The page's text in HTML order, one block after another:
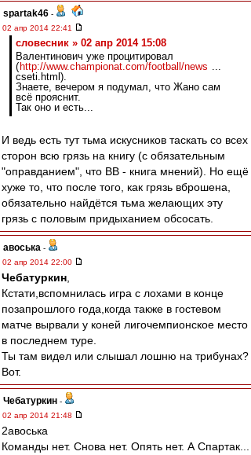
spartak46 -
02 апр 2014 22:41
словесник » 02 апр 2014 15:08
Валентинович уже процитировал
( http://www.championat.com/football/news ...
cseti.html).
Знаете, вечером я подумал, что Жано сам
всё прояснит.
Так оно и есть...
И ведь есть тут тьма искусников таскать со всех
сторон всю грязь на книгу (с обязательным
"оправданием", что ВВ - книга мнений). Но ещё
хуже то, что после того, как грязь вброшена,
обязательно найдётся тьма желающих эту
грязь с половым придыханием обсосать.
авоська -
02 апр 2014 22:00
Чебатуркин
Кстати,вспомнилась игра с лохами в конце
позапрошлого года,когда также в гостевом
матче вырвали у коней лигочемпионское место
в последнем туре.
Ты там видел или слышал лошню на трибунах?
Вот.
Чебатуркин -
02 апр 2014 21:48
2авоська
Команды нет. Снова нет. Опять нет. А Спартак...